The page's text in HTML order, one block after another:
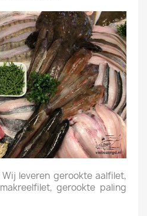
leveren gerookte aalfilet,
gerookte paling